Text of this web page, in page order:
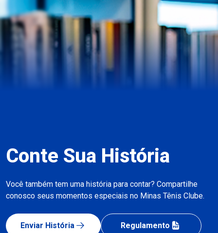
Conte Sua História
Você também tem uma história para contar? Compartilhe
conosco seus momentos especiais no Minas Tênis Clube.
Enviar História Regulamento